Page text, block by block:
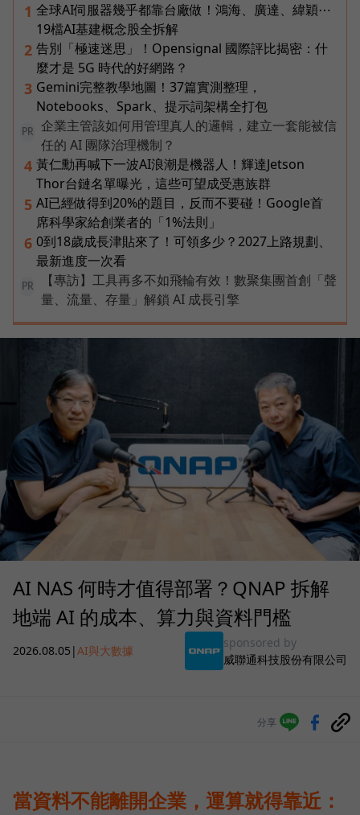
1 全球AI伺服器幾乎都靠台廠做！鴻海、廣達、緯穎⋯
19檔AI基建概念股全拆解
2 告別「極速迷思」！Opensignal 國際評比揭密：什
麼才是 5G 時代的好網路？
3 Gemini完整教學地圖！37篇實測整理，
Notebooks、Spark、提示詞架構全打包
PR
企業主管該如何用管理真人的邏輯，建立一套能被信
任的 AI 團隊治理機制？
4 黃仁勳再喊下一波AI浪潮是機器人！輝達Jetson
Thor台鏈名單曝光，這些可望成受惠族群
5 AI已經做得到20%的題目，反而不要碰！Google首
席科學家給創業者的「1%法則」
6 0到18歲成長津貼來了！可領多少？2027上路規劃、
最新進度一次看
PR
【專訪】工具再多不如飛輪有效！數聚集團首創「聲
量、流量、存量」解鎖 AI 成長引擎
AI NAS 何時才值得部署？QNAP 拆解
地端 AI 的成本、算力與資料門檻
2026.08.05 |AI與大數據
sponsored by
威聯通科技股份有限公司
分享
當資料不能離開企業，運算就得靠近：